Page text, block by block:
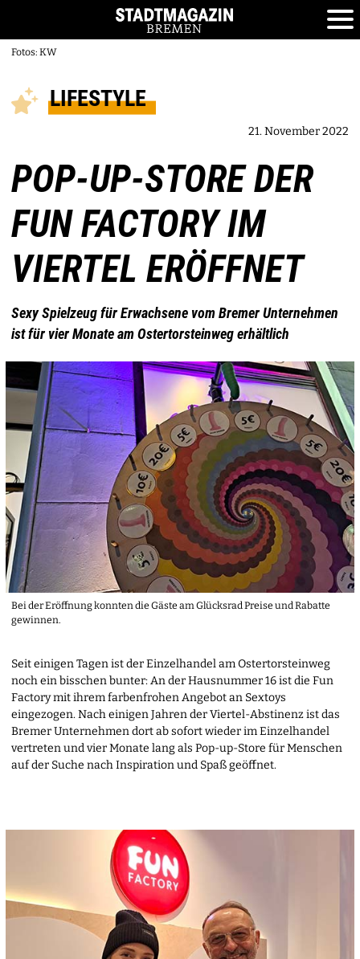
Fotos: KW
LIFESTYLE
21. November 2022
POP-UP-STORE DER
FUN FACTORY IM
VIERTEL ERÖFFNET
Sexy Spielzeug für Erwachsene vom Bremer Unternehmen
ist für vier Monate am Ostertorsteinweg erhältlich
Bei der Eröffnung konnten die Gäste am Glücksrad Preise und Rabatte
gewinnen.
Seit einigen Tagen ist der Einzelhandel am Ostertorsteinweg
noch ein bisschen bunter: An der Hausnummer 16 ist die Fun
Factory mit ihrem farbenfrohen Angebot an Sextoys
eingezogen. Nach einigen Jahren der Viertel-Abstinenz ist das
Bremer Unternehmen dort ab sofort wieder im Einzelhandel
vertreten und vier Monate lang als Pop-up-Store für Menschen
auf der Suche nach Inspiration und Spaß geöffnet.